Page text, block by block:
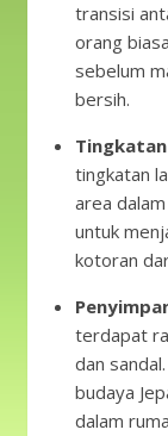
transisi
orang
sebelum
bersih.
tingkatan
area
untuk
kotoran
terdapat
dan
budaya
dalam